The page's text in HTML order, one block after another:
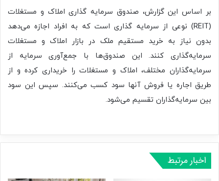
بر اساس این گزارش، صندوق سرمایه گذاری املاک و مستغلات
(REIT) نوعی از سرمایه گذاری است که به افراد اجازه می‌دهد
بدون نیاز به خرید مستقیم ملک در بازار املاک و مستغلات
سرمایه‌گذاری کنند. این صندوق‌ها با جمع‌آوری سرمایه از
سرمایه‌گذاران مختلف، املاک و مستغلات را خریداری کرده و از
طریق اجاره یا فروش آنها سود کسب می‌کنند. سپس این سود
بین سرمایه‌گذاران تقسیم می‌شود.
اخبار مرتبط